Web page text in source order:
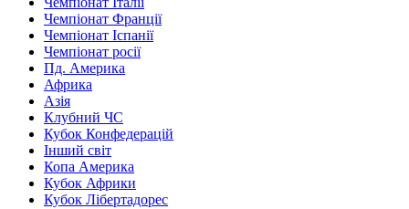
Чемпіонат Франції
Чемпіонат Іспанії
Чемпіонат росії
Пд. Америка
Африка
Азія
Клубний ЧС
Кубок Конфедерацій
Інший світ
Копа Америка
Кубок Африки
Кубок Лібертадорес